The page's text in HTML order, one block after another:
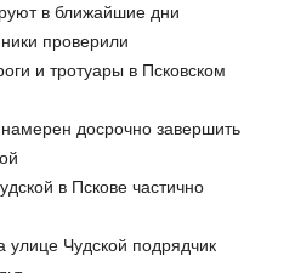
в ближайшие дни
проверили
и тротуары в Псковском
досрочно завершить
в Пскове частично
улице Чудской подрядчик